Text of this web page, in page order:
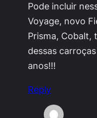
Pode incluir
Voyage, novo
Prisma, Cobalt,
dessas
anos!!!
Reply